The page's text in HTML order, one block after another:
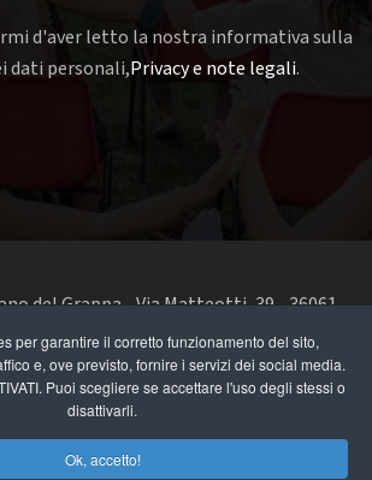
per garantire il corretto funzionamento del sito,
e, ove previsto, fornire i servizi dei social media.
Puoi scegliere se accettare l'uso degli stessi o
disattivarli.
Ok, accetto!
d'aver letto la nostra informativa sulla
dati personali,Privacy e note legali.
del Grappa - Via Matteotti, 39 - 36061
VI - Telefono 0424 519111 - codice fiscale
partita IVA 00168480242
di accessibilità
accessibilità